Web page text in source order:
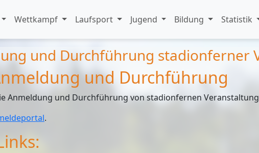
Wettkampf Laufsport Jugend Bildung Statistik
und Durchführung stadionferner
und Durchführung
Anmeldung und Durchführung von stadionfernen
.